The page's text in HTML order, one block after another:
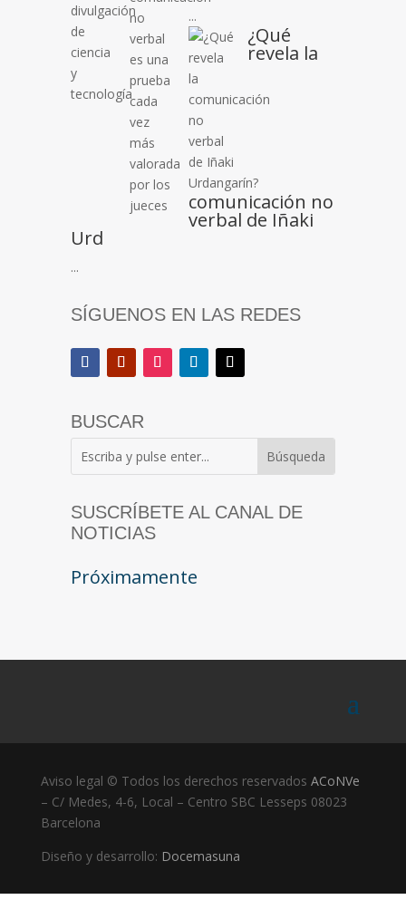
...
¿Qué
revela la
comunicación no
verbal de Iñaki
Urd
...
SÍGUENOS EN LAS REDES
BUSCAR
SUSCRÍBETE AL CANAL DE
NOTICIAS
Próximamente
Aviso legal © Todos los derechos reservados ACoNVe
– C/ Medes, 4-6, Local – Centro SBC Lesseps 08023
Barcelona
Diseño y desarrollo: Docemasuna